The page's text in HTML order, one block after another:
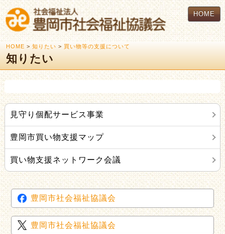
HOME
HOME > 知りたい > 買い物等の支援について
知りたい
見守り個配サービス事業
豊岡市買い物支援マップ
買い物支援ネットワーク会議
豊岡市社会福祉協議会
豊岡市社会福祉協議会